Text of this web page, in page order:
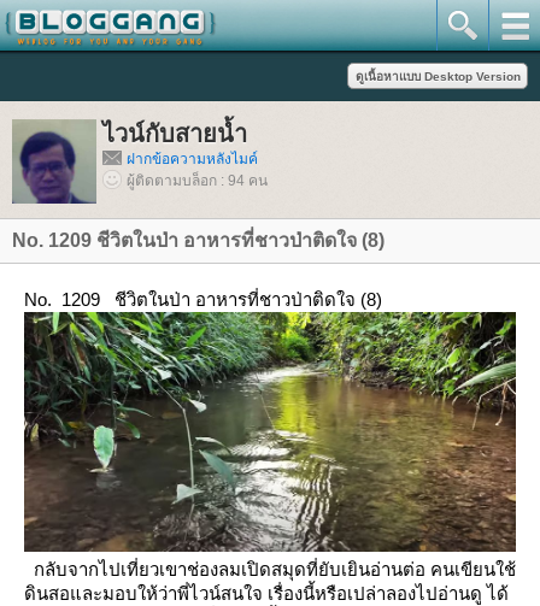
ไวน์กับสายน้ำ
ฝากข้อความหลังไมค์
ผู้ติดตามบล็อก : 94 คน
No. 1209 ชีวิตในป่า อาหารที่ชาวป่าติดใจ (8)
No. 1209 ชีวิตในป่า อาหารที่ชาวป่าติดใจ (8)
กลับจากไปเที่ยวเขาช่องลมเปิดสมุดที่ยับเยินอ่านต่อ คนเขียนใช้
ดินสอและมอบให้ว่าพี่ไวน์สนใจ เรื่องนี้หรือเปล่าลองไปอ่านดู ได้